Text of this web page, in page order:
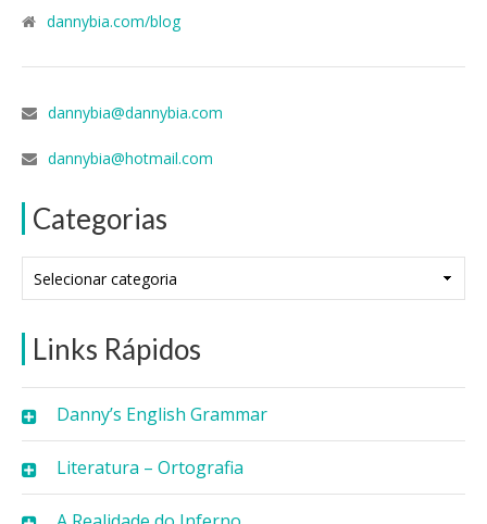
dannybia.com/blog
dannybia@dannybia.com
dannybia@hotmail.com
Categorias
Links Rápidos
Danny’s English Grammar
Literatura – Ortografia